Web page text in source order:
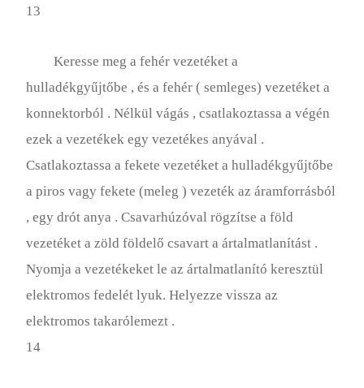
13
Keresse meg a fehér vezetéket a
hulladékgyűjtőbe , és a fehér ( semleges) vezetéket a
konnektorból . Nélkül vágás , csatlakoztassa a végén
ezek a vezetékek egy vezetékes anyával .
Csatlakoztassa a fekete vezetéket a hulladékgyűjtőbe
a piros vagy fekete (meleg ) vezeték az áramforrásból
, egy drót anya . Csavarhúzóval rögzítse a föld
vezetéket a zöld földelő csavart a ártalmatlanítást .
Nyomja a vezetékeket le az ártalmatlanító keresztül
elektromos fedelét lyuk. Helyezze vissza az
elektromos takarólemezt .
14